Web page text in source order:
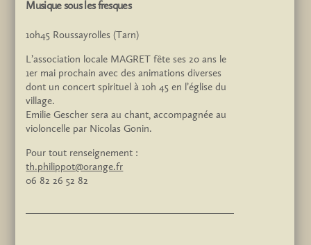
Musique sous les fresques
10h45 Roussayrolles (Tarn)
L’association locale MAGRET fête ses 20 ans le
1er mai prochain avec des animations diverses
dont un concert spirituel à 10h 45 en l’église du
village.
Emilie Gescher sera au chant, accompagnée au
violoncelle par Nicolas Gonin.
Pour tout renseignement :
th.philippot@orange.fr
06 82 26 52 82